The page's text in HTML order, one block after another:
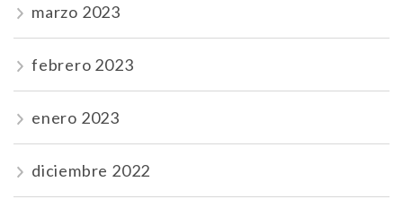
marzo 2023
febrero 2023
enero 2023
diciembre 2022